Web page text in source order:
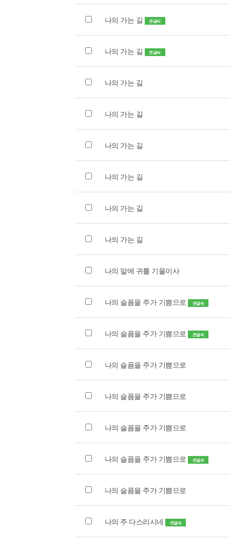
나의 가는 길 큰글씨
나의 가는 길 큰글씨
나의 가는 길
나의 가는 길
나의 가는 길
나의 가는 길
나의 가는 길
나의 가는 길
나의 말에 귀를 기울이사
나의 슬픔을 주가 기쁨으로 큰글씨
나의 슬픔을 주가 기쁨으로 큰글씨
나의 슬픔을 주가 기쁨으로
나의 슬픔을 주가 기쁨으로
나의 슬픔을 주가 기쁨으로
나의 슬픔을 주가 기쁨으로 큰글씨
나의 슬픔을 주가 기쁨으로
나의 주 다스리시네 큰글씨